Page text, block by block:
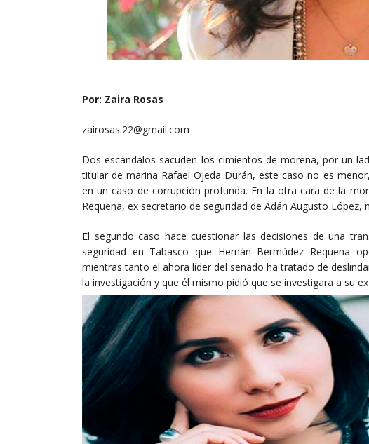
Por: Zaira Rosas
zairosas.22@gmail.com
Dos escándalos sacuden los cimientos de morena, por un
titular de marina Rafael Ojeda Durán, este caso no es
en un caso de corrupción profunda. En la otra cara de la
Requena, ex secretario de seguridad de Adán Augusto
El segundo caso hace cuestionar las decisiones de una
seguridad en Tabasco que Hernán Bermúdez Requena
mientras tanto el ahora líder del senado ha tratado de
la investigación y que él mismo pidió que se investigara a su